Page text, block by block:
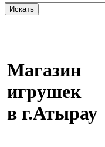
Магазин
игрушек
в г.Атырау